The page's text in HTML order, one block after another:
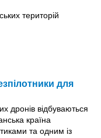
територій
для